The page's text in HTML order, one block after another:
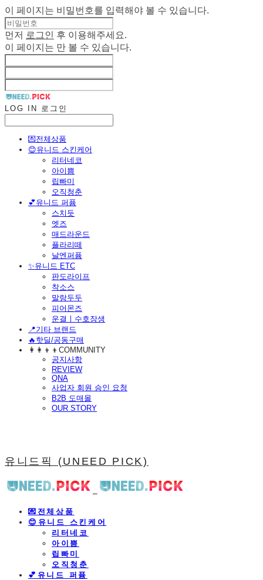
이 페이지는 비밀번호를 입력해야 볼 수 있습니다.
먼저 로그인
후 이용해주세요.
이 페이지는 만 볼 수 있습니다.
LOG IN 로그인
💌전체상품
😊유니드 스킨케어
리터네코
아이쁨
립빠미
오직청춘
💕유니드 퍼퓸
스치듯
엣즈
매드라운드
플라리떼
날엔퍼퓸
​✨유니드 ETC
판도라이프
착소스
말랑두두
피어몬즈
운결ㅣ수호장생
📍기타 브랜드
🔥핫딜/공동구매
👩‍👩‍👦‍👦COMMUNITY
공지사항
REVIEW
QNA
사업자 회원 승인 요청
B2B 도매몰
OUR STORY
유니드픽 (UNEED PICK)
💌전체상품
😊유니드 스킨케어
리터네코
아이쁨
립빠미
오직청춘
💕유니드 퍼퓸